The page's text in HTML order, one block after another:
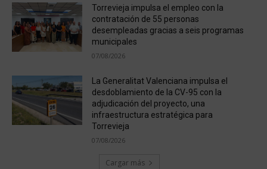
Torrevieja impulsa el empleo con la
contratación de 55 personas
desempleadas gracias a seis programas
municipales
07/08/2026
La Generalitat Valenciana impulsa el
desdoblamiento de la CV-95 con la
adjudicación del proyecto, una
infraestructura estratégica para
Torrevieja
07/08/2026
Cargar más